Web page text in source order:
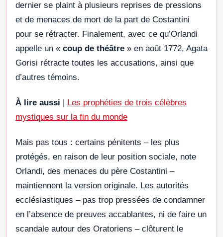
dernier se plaint à plusieurs reprises de pressions
et de menaces de mort de la part de Costantini
pour se rétracter. Finalement, avec ce qu’Orlandi
appelle un « coup de théâtre » en août 1772, Agata
Gorisi rétracte toutes les accusations, ainsi que
d’autres témoins.
À lire aussi | Les prophéties de trois célèbres
mystiques sur la fin du monde
Mais pas tous : certains pénitents – les plus
protégés, en raison de leur position sociale, note
Orlandi, des menaces du père Costantini –
maintiennent la version originale. Les autorités
ecclésiastiques – pas trop pressées de condamner
en l’absence de preuves accablantes, ni de faire un
scandale autour des Oratoriens – clôturent le